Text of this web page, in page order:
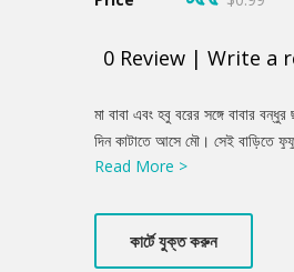
0 Review | Write a
Summery
মা বাবা এবং হবু বরের সঙ্গে বাবার
দিন কাটাতে আসে মৌ। সেই বাড়িতে
এক যুবক। তার নাম শুভ। অতি সরল
হয় মৌর। তারপর...
Read More >
কার্টে যুক্ত করুন